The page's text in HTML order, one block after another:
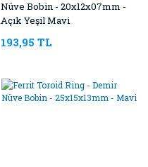
Nüve Bobin - 20x12x07mm -
Açık Yeşil Mavi
193,95 TL